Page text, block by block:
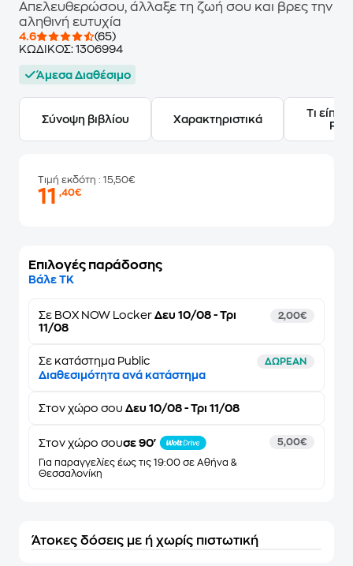
Απελευθερώσου, άλλαξε τη ζωή σου και βρες την
αληθινή ευτυχία
4.6
(65)
ΚΩΔΙΚΟΣ: 1306994
Άμεσα Διαθέσιμο
Σύνοψη βιβλίου Χαρακτηριστικά
Τι
Τιμή εκδότη : 15,50€
11,40€
Επιλογές παράδοσης
Βάλε ΤΚ
Σε BOX NOW Locker Δευ 10/08 - Τρι
11/08
2,00€
Σε κατάστημα Public ΔΩΡΕΑΝ
Διαθεσιμότητα ανά κατάστημα
Στον χώρο σου Δευ 10/08 - Τρι 11/08
Στον χώρο σουσε 90'
Για παραγγελίες έως τις 19:00 σε Αθήνα &
Θεσσαλονίκη
5,00€
Άτοκες δόσεις με ή χωρίς πιστωτική